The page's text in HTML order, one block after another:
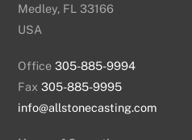
Medley, FL 33166
USA
Office305-885-9994
Fax305-885-9995
info@allstonecasting.com